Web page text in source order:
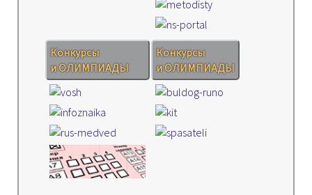
Конкурсы
и ОЛИМПИАДЫ
Конкурсы
и ОЛИМПИАДЫ